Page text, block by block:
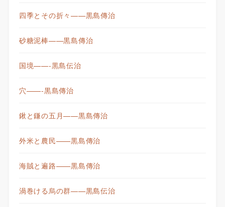
四季とその折々——黒島傳治
砂糖泥棒——黒島傳治
国境——-黒島伝治
穴——-黒島傳治
鍬と鎌の五月——黒島傳治
外米と農民——黒島傳治
海賊と遍路——黒島傳治
渦巻ける烏の群——黒島伝治